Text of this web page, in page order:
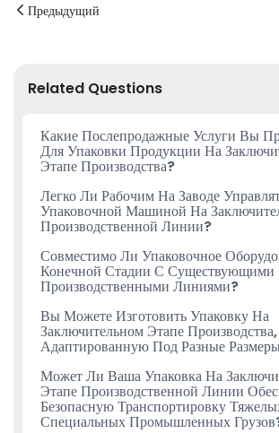
Предыдущий
Related Questions
Какие Послепродажные Услуги Вы
Для Упаковки Продукции На
Этапе Производства?
Легко Ли Рабочим На Заводе
Упаковочной Машиной На
Производственной Линии?
Совместимо Ли Упаковочное
Конечной Стадии С Существующими
Производственными Линиями?
Вы Можете Изготовить Упаковку На
Заключительном Этапе Производства,
Адаптированную Под Разные
Может Ли Ваша Упаковка На
Этапе Производственной Линии
Безопасную Транспортировку
Специальных Промышленных